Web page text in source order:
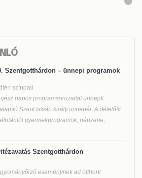
Szentgotthárdon – ünnepi programok
színpad
napos programsorozattal ünnepli
Szent István király ünnepét. A délelőtti
gyermekprogramok, népzene,
Szentgotthárdon
eseménynek ad otthont